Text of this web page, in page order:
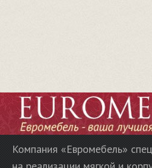
Компания «Евромебель»